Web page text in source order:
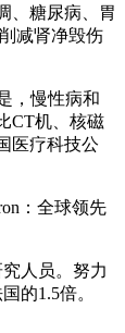
、糖尿病、胃
减肾净毁伤
，慢性病和
CT机、核磁
医疗科技公
：全球领先
人员。努力
的1.5倍。